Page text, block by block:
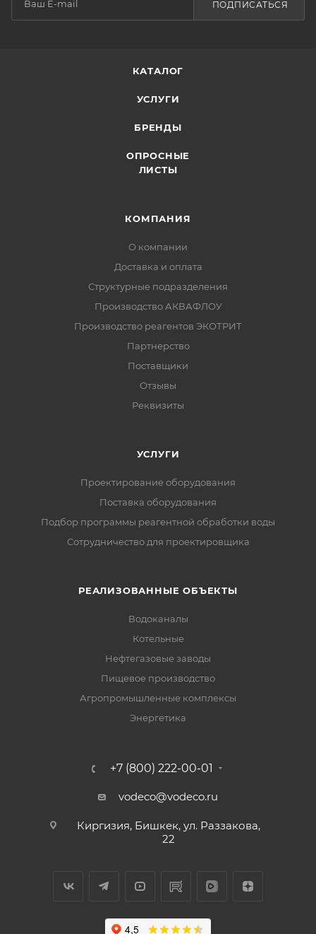
ПОДПИСАТЬСЯ
КАТАЛОГ
УСЛУГИ
БРЕНДЫ
ОПРОСНЫЕ
ЛИСТЫ
КОМПАНИЯ
О компании
Доставка и оплата
Структурные подразделения
Производство АКВАФЛОУ
Производство реагентов ЭКОТРИТ
Партнерство
Поставщики
Отзывы
Реквизиты
УСЛУГИ
Проектирование оборудования
Поставка оборудования
Подбор программы реагентной обработки воды
Сотрудничество для проектировщика
РЕАЛИЗОВАННЫЕ ОБЪЕКТЫ
Водоканалы
Котельные
Нефтегазовые заводы
Пищевое производство
Агропромышленные комплексы
Энергетика
+7 (800) 222-00-01
vodeco@vodeco.ru
Киргизия, Бишкек, ул. Раззакова,
22